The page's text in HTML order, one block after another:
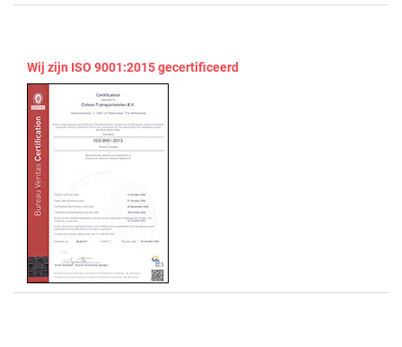
Wij zijn ISO 9001:2015 gecertificeerd